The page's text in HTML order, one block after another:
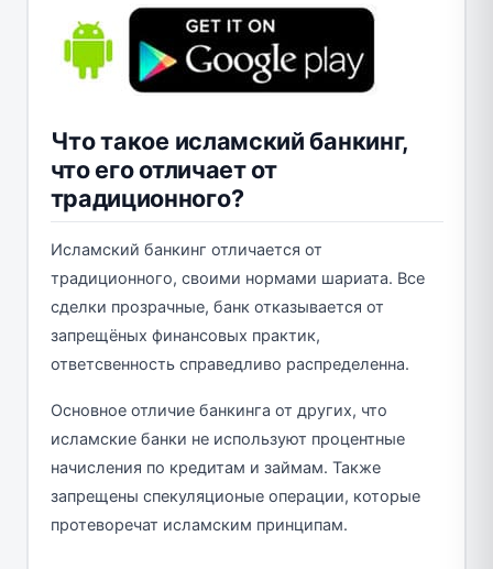
Что такое исламский банкинг,
что его отличает от
традиционного?
Исламский банкинг отличается от
традиционного, своими нормами шариата. Все
сделки прозрачные, банк отказывается от
запрещёных финансовых практик,
ответсвенность справедливо распределенна.
Основное отличие банкинга от других, что
исламские банки не используют процентные
начисления по кредитам и займам. Также
запрещены спекуляционые операции, которые
протеворечат исламским принципам.